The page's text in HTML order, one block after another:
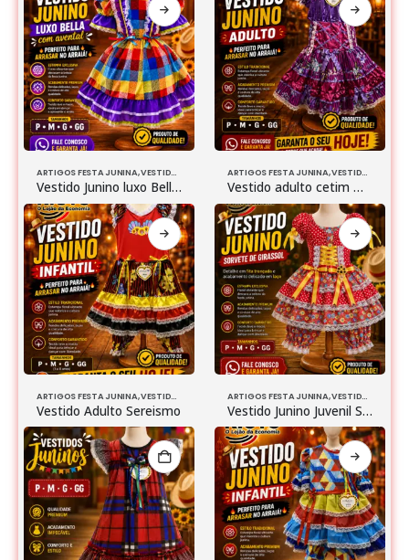
ARTIGOS FESTA JUNINA,VESTIDOS
Vestido Junino luxo Bella com avental
ARTIGOS FESTA JUNINA,VESTIDOS
Vestido adulto cetim mini rosa P
ARTIGOS FESTA JUNINA,VESTIDOS
Vestido Adulto Sereismo
ARTIGOS FESTA JUNINA,VESTIDOS
Vestido Junino Juvenil Sorvete De Girassol